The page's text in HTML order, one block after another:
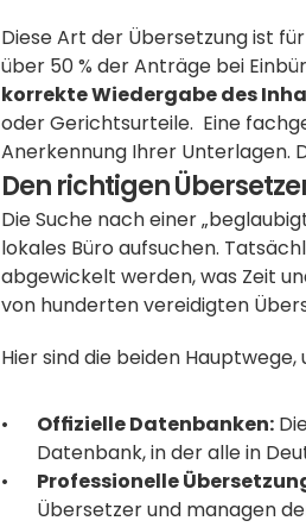
Diese Art der Übersetzung ist
über 50 % der Anträge bei
korrekte Wiedergabe des
oder Gerichtsurteile.  Eine
Anerkennung Ihrer Unterlagen.
Den richtigen
Die Suche nach einer
lokales Büro aufsuchen.
abgewickelt werden, was Zeit
von hunderten vereidigten
Hier sind die beiden
Offizielle Datenbanken:
Datenbank, in der alle in
Professionelle
Übersetzer und managen